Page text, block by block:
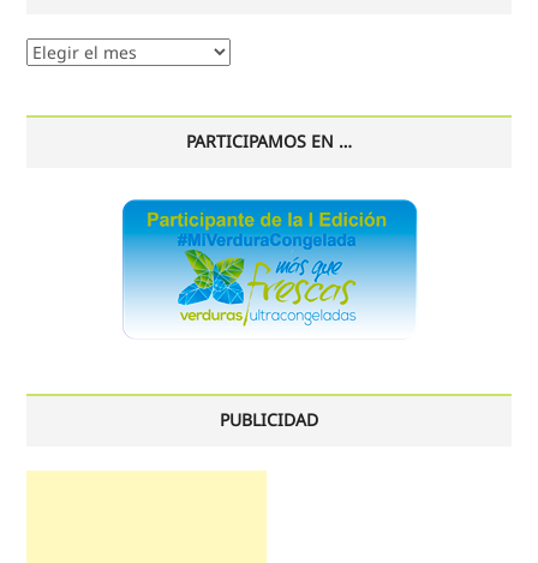
Nuestro
PARTICIPAMOS EN …
PUBLICIDAD